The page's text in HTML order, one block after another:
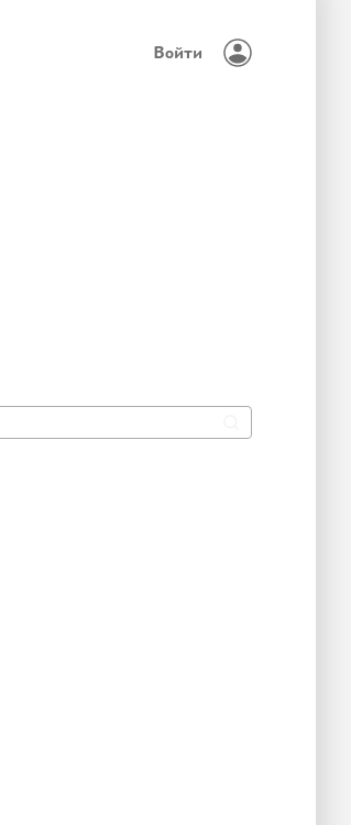
Войти